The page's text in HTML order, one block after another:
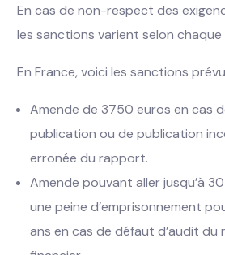
En cas de non-respect des
les sanctions varient selon
En France, voici les sanctions
Amende de 3750 euros en cas
publication ou de publication
erronée du rapport.
Amende pouvant aller jusqu’à
une peine d’emprisonnement
ans en cas de défaut d’audit